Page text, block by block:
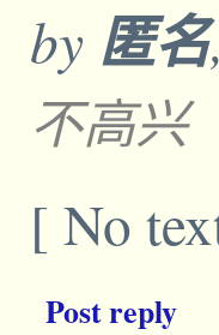
by 匿名
不高兴
[ No
Post reply